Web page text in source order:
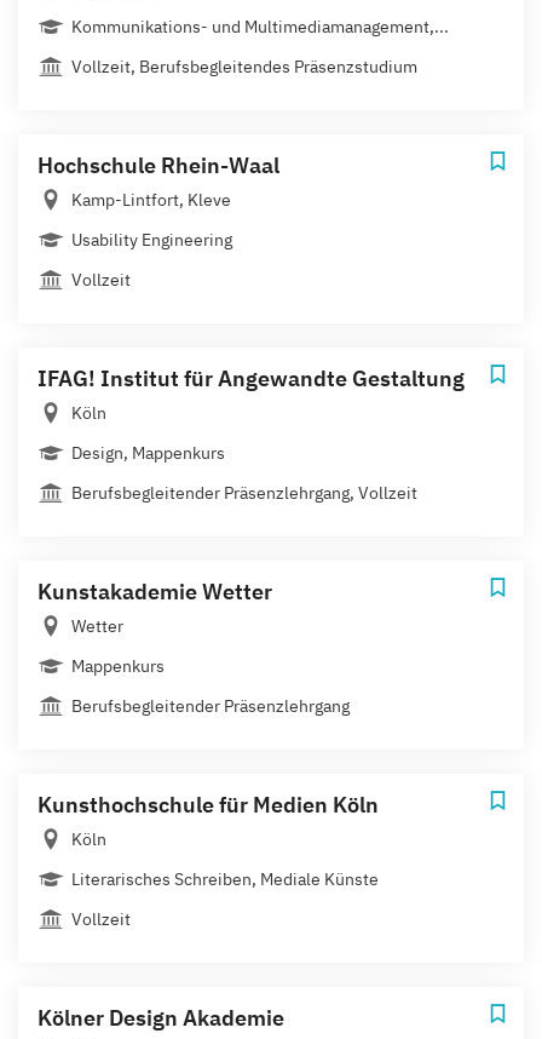
Kommunikations- und Multimediamanagement,...
Vollzeit, Berufsbegleitendes Präsenzstudium
Hochschule Rhein-Waal
Kamp-Lintfort, Kleve
Usability Engineering
Vollzeit
IFAG! Institut für Angewandte Gestaltung
Köln
Design, Mappenkurs
Berufsbegleitender Präsenzlehrgang, Vollzeit
Kunstakademie Wetter
Wetter
Mappenkurs
Berufsbegleitender Präsenzlehrgang
Kunsthochschule für Medien Köln
Köln
Literarisches Schreiben, Mediale Künste
Vollzeit
Kölner Design Akademie